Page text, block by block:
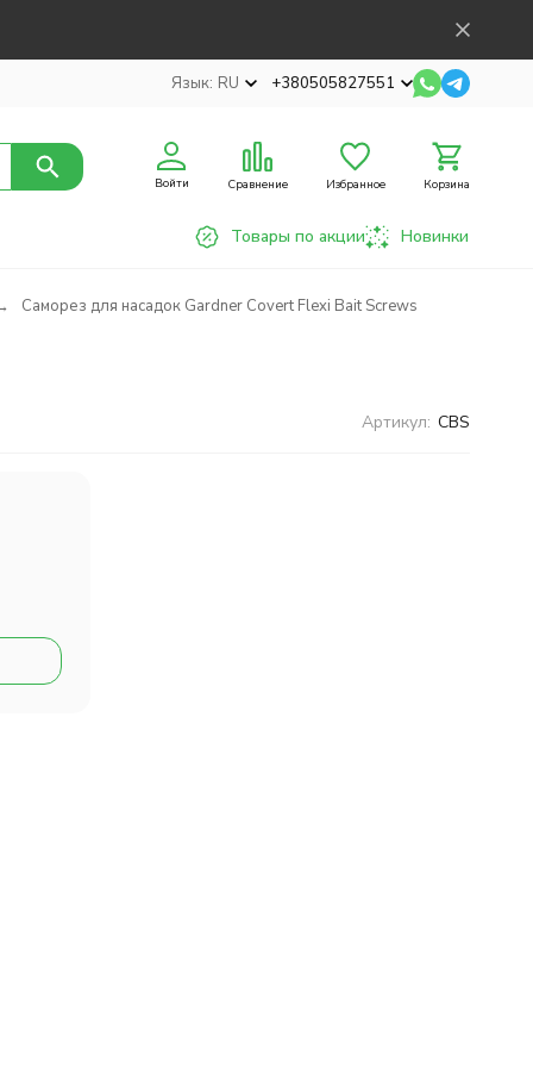
Язык: RU +380505827551
Войти Сравнение Избранное Корзина
Товары по акции Новинки
Саморез для насадок Gardner Covert Flexi Bait Screws
Артикул: CBS